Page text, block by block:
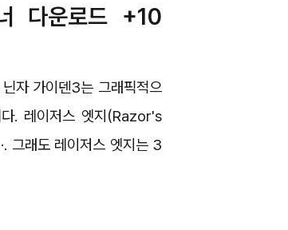
다운로드 +10
자 가이덴3는 그래픽적으
. 레이저스 엣지(Razor's
그래도 레이저스 엣지는 3